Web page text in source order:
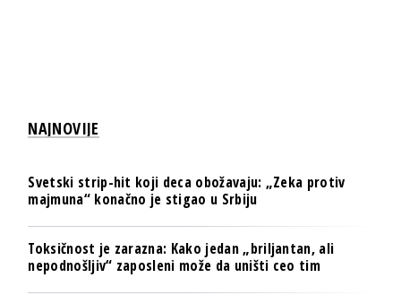
NAJNOVIJE
Svetski strip-hit koji deca obožavaju: „Zeka protiv
majmuna“ konačno je stigao u Srbiju
Toksičnost je zarazna: Kako jedan „briljantan, ali
nepodnošljiv“ zaposleni može da uništi ceo tim